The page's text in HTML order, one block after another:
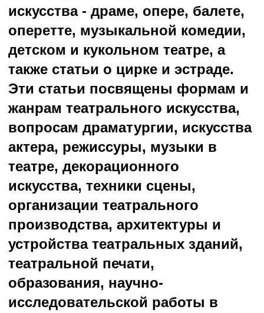
искусства - драме, опере, балете,
оперетте, музыкальной комедии,
детском и кукольном театре, а
также статьи о цирке и эстраде.
Эти статьи посвящены формам и
жанрам театрального искусства,
вопросам драматургии, искусства
актера, режиссуры, музыки в
театре, декорационного
искусства, техники сцены,
организации театрального
производства, архитектуры и
устройства театральных зданий,
театральной печати,
образования, научно-
исследовательской работы в